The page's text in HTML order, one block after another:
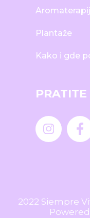
Plantaže
Kako i gde
2022 Siempre